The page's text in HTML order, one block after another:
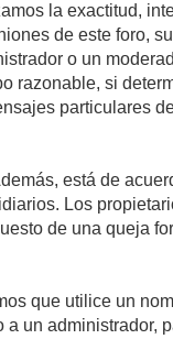
la exactitud,
de este foro,
o un
razonable, si
particulares
está de
Los
de una queja
que utilice un
un administrador,